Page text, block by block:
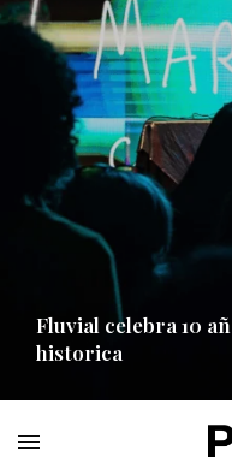
Fluvial celebra 10
historica